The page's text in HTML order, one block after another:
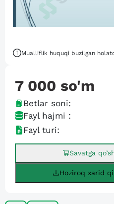
Mualliflik huquqi buzilgan
7 000 so'm
Betlar soni:
Fayl hajmi :
Fayl turi:
Savatga
Hoziroq xarid